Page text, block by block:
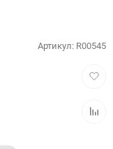
Артикул: R00545